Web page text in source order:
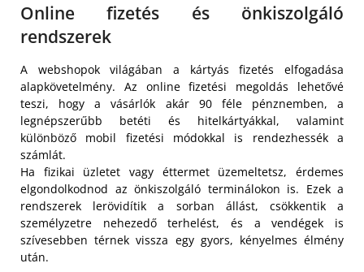
Online fizetés és önkiszolgáló
rendszerek
A webshopok világában a kártyás fizetés elfogadása
alapkövetelmény. Az online fizetési megoldás lehetővé
teszi, hogy a vásárlók akár 90 féle pénznemben, a
legnépszerűbb betéti és hitelkártyákkal, valamint
különböző mobil fizetési módokkal is rendezhessék a
számlát.
Ha fizikai üzletet vagy éttermet üzemeltetsz, érdemes
elgondolkodnod az önkiszolgáló terminálokon is. Ezek a
rendszerek lerövidítik a sorban állást, csökkentik a
személyzetre nehezedő terhelést, és a vendégek is
szívesebben térnek vissza egy gyors, kényelmes élmény
után.